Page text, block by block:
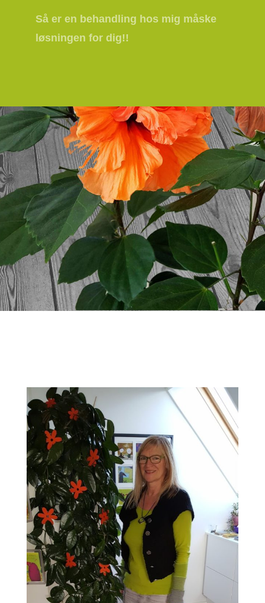
Så er en behandling hos mig måske
løsningen for dig!!